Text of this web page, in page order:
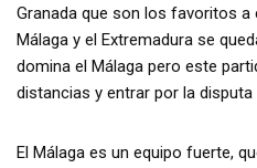
Granada que son los favoritos a
Málaga y el Extremadura se
domina el Málaga pero este
distancias y entrar por la
El Málaga es un equipo fuerte,